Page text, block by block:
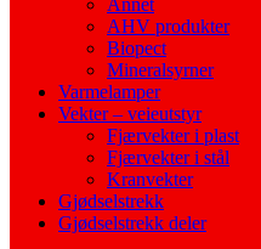
Annet
AHV produkter
Biopect
Mineralsyrner
Varmelamper
Vekter – veieutstyr
Fjærvekter i plast
Fjærvekter i stål
Kranvekter
Gjødselstrekk
Gjødselstrekk deler